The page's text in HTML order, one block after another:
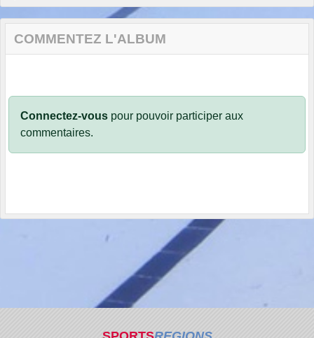
COMMENTEZ L'ALBUM
Connectez-vous pour pouvoir participer aux
commentaires.